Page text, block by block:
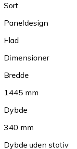
Sort
Paneldesign
Flad
Dimensioner
Bredde
1445 mm
Dybde
340 mm
Dybde uden stativ